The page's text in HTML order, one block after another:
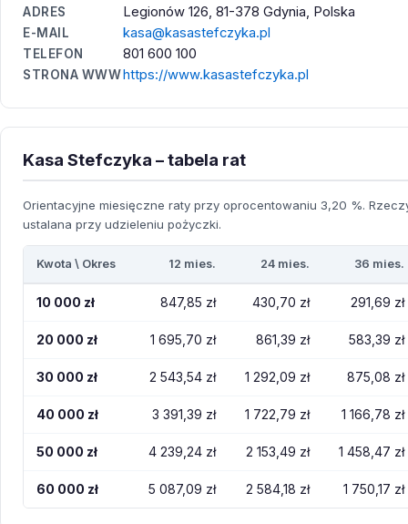
ADRES Legionów 126, 81-378 Gdynia, Polska
E-MAIL kasa@kasastefczyka.pl
TELEFON 801 600 100
STRONA WWW https://www.kasastefczyka.pl
Kasa Stefczyka – tabela rat
Orientacyjne miesięczne raty przy oprocentowaniu 3,20 %.
ustalana przy udzieleniu pożyczki.
Kwota \ Okres 12 mies. 24 mies. 36 mies.
10 000 zł 847,85 zł 430,70 zł 291,69 zł
20 000 zł 1 695,70 zł 861,39 zł 583,39 zł
30 000 zł 2 543,54 zł 1 292,09 zł 875,08 zł
40 000 zł 3 391,39 zł 1 722,79 zł 1 166,78 zł
50 000 zł 4 239,24 zł 2 153,49 zł 1 458,47 zł
60 000 zł 5 087,09 zł 2 584,18 zł 1 750,17 zł